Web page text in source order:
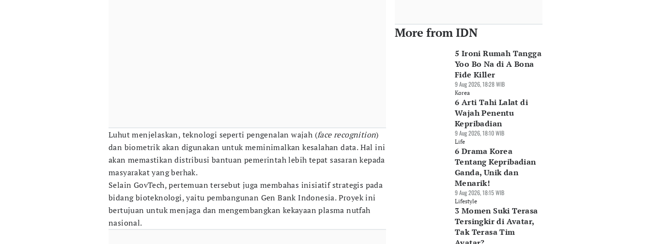
Luhut menjelaskan, teknologi seperti pengenalan wajah (face recognition)
dan biometrik akan digunakan untuk meminimalkan kesalahan data. Hal ini
akan memastikan distribusi bantuan pemerintah lebih tepat sasaran kepada
masyarakat yang berhak.
Selain GovTech, pertemuan tersebut juga membahas inisiatif strategis pada
bidang bioteknologi, yaitu pembangunan Gen Bank Indonesia. Proyek ini
bertujuan untuk menjaga dan mengembangkan kekayaan plasma nutfah
nasional.
More from IDN
5 Ironi Rumah Tangga
Yoo Bo Na di A Bona
Fide Killer
9 Aug 2026, 18:28 WIB
Korea
6 Arti Tahi Lalat di
Wajah Penentu
Kepribadian
9 Aug 2026, 18:10 WIB
Life
6 Drama Korea
Tentang Kepribadian
Ganda, Unik dan
Menarik!
9 Aug 2026, 18:15 WIB
Lifestyle
3 Momen Suki Terasa
Tersingkir di Avatar,
Tak Terasa Tim